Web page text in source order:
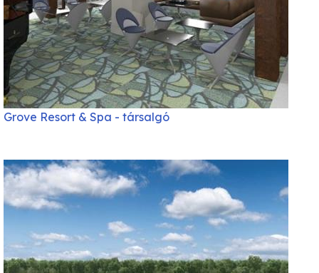
Grove Resort & Spa - társalgó